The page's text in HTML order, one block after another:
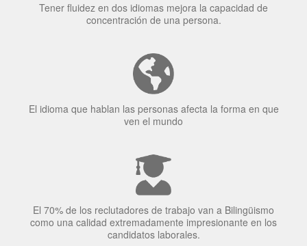
Tener fluidez en dos idiomas mejora la capacidad de
El idioma que hablan las personas afecta la forma en que
El 70% de los reclutadores de trabajo van a Bilingüismo
como una calidad extremadamente impresionante en los